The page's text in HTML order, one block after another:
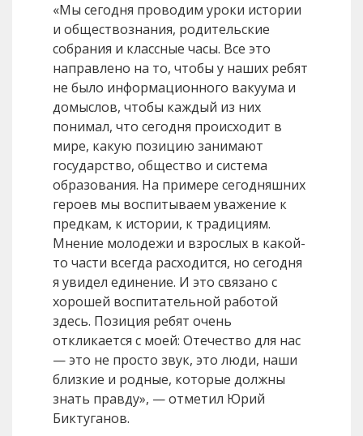
«Мы сегодня проводим уроки истории
и обществознания, родительские
собрания и классные часы. Все это
направлено на то, чтобы у наших ребят
не было информационного вакуума и
домыслов, чтобы каждый из них
понимал, что сегодня происходит в
мире, какую позицию занимают
государство, общество и система
образования. На примере сегодняшних
героев мы воспитываем уважение к
предкам, к истории, к традициям.
Мнение молодежи и взрослых в какой-
то части всегда расходится, но сегодня
я увидел единение. И это связано с
хорошей воспитательной работой
здесь. Позиция ребят очень
откликается с моей: Отечество для нас
— это не просто звук, это люди, наши
близкие и родные, которые должны
знать правду», — отметил Юрий
Биктуганов.